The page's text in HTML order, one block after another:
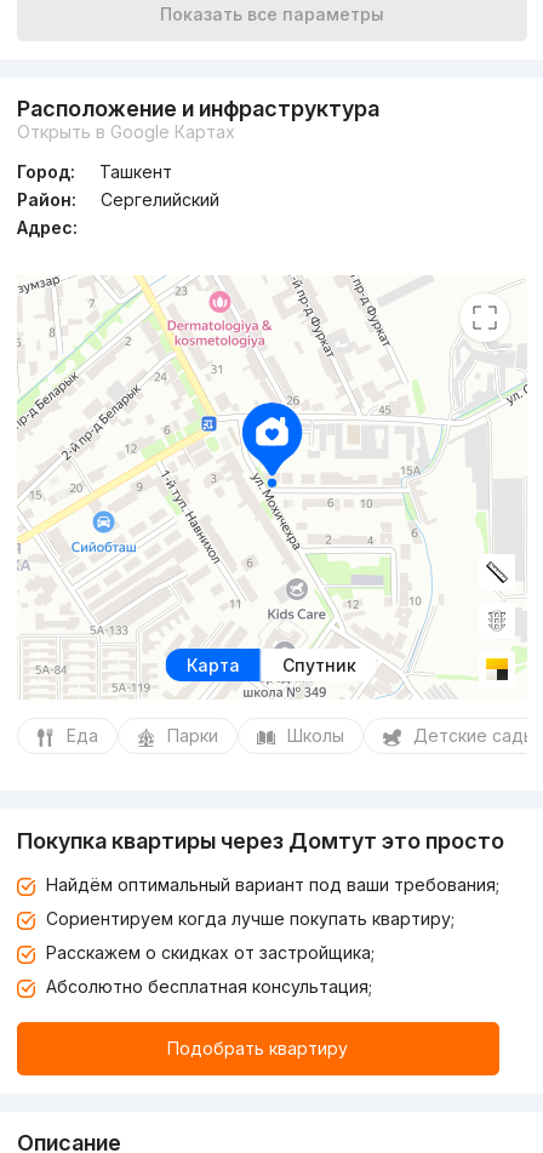
Показать все параметры
Расположение и инфраструктура
Открыть в Google Картах
Город:
Ташкент
Район:
Сергелийский
Адрес:
Карта Спутник
Еда Парки Школы Детские сады
Покупка квартиры через Домтут это просто
Найдём оптимальный вариант под ваши требования;
Сориентируем когда лучше покупать квартиру;
Расскажем о скидках от застройщика;
Абсолютно бесплатная консультация;
Подобрать квартиру
Описание